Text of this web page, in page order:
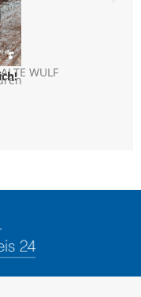
WULF